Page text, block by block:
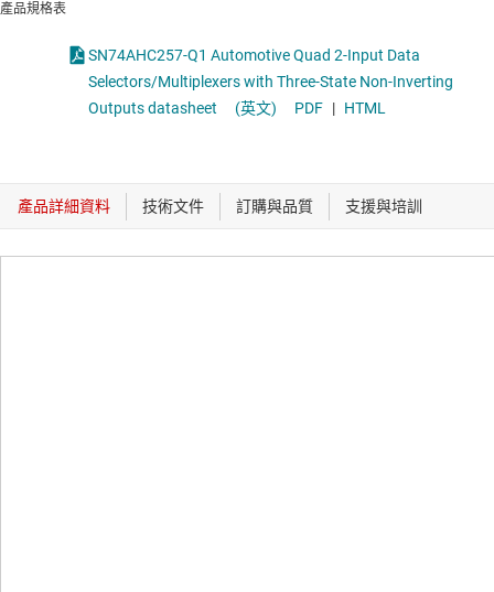
產品規格表
SN74AHC257-Q1 Automotive Quad 2-Input Data
Selectors/Multiplexers with Three-State Non-Inverting
Outputs datasheet
(英文) PDF | HTML